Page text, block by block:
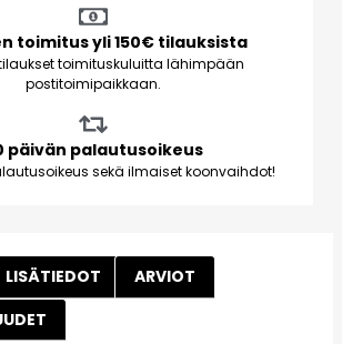
toimitus yli 150€ tilauksista
toimituskuluitta lähimpään
postitoimipaikkaan.
päivän palautusoikeus
sekä ilmaiset koonvaihdot!
LISÄTIEDOT
ARVIOT